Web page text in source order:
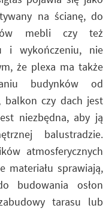
na ścianę, do
mebli czy też
i wykończeniu, nie
że plexa ma także
budynków od
balkon czy dach jest
niezbędna, aby ją
balustradzie.
atmosferycznych
materiału sprawiają,
budowania osłon
tarasu lub